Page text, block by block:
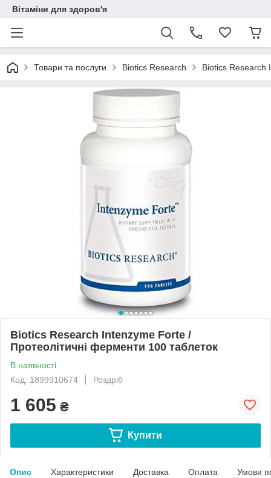
Вітаміни для здоров'я
Товари та послуги Biotics Research Biotics Research
Biotics Research Intenzyme Forte /
Протеолітичні ферменти 100 таблеток
В наявності
Код: 1899910674
Роздріб
1 605 ₴
Купити
Опис Характеристики Доставка Оплата Умови